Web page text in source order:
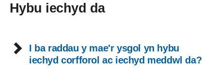
Hybu iechyd da
I ba raddau y mae'r ysgol yn hybu
iechyd corfforol ac iechyd meddwl da?